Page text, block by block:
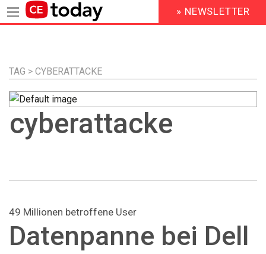
Inhalt
HEADER
MENU
» NEWSLETTER
TAG > CYBERATTACKE
cyberattacke
49 Millionen betroffene User
Datenpanne bei Dell